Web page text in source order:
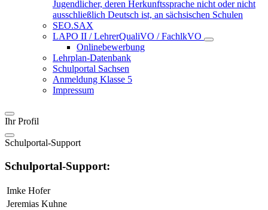
Jugendlicher, deren Herkunftssprache nicht oder nicht
ausschließlich Deutsch ist, an sächsischen Schulen
SEO.SAX
LAPO II / LehrerQualiVO / FachlkVO
Onlinebewerbung
Lehrplan-Datenbank
Schulportal Sachsen
Anmeldung Klasse 5
Impressum
Ihr Profil
Schulportal-Support
Schulportal-Support:
Imke Hofer
Jeremias Kuhne